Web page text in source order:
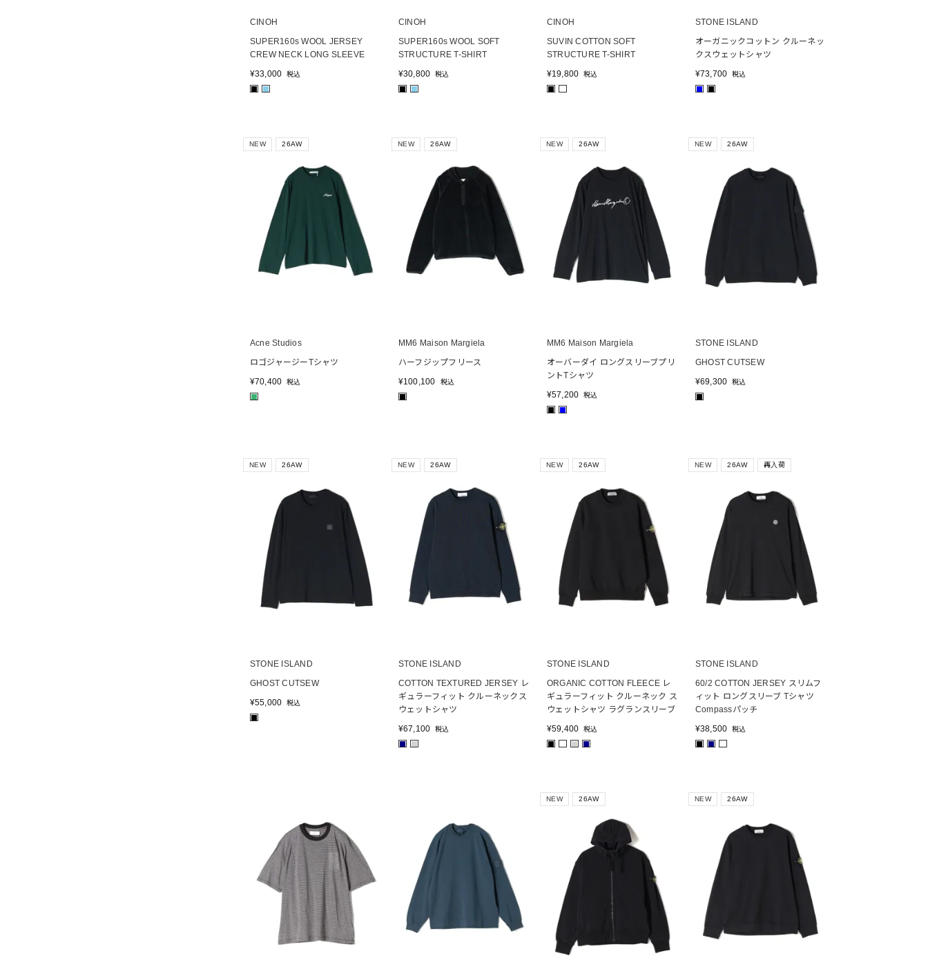
CINOH
SUPER160s WOOL JERSEY
CREW NECK LONG SLEEVE
¥33,000 税込
■ ■
CINOH
SUPER160s WOOL SOFT
STRUCTURE T-SHIRT
¥30,800 税込
■ ■
CINOH
SUVIN COTTON SOFT
STRUCTURE T-SHIRT
¥19,800 税込
■
STONE ISLAND
オーガニックコットン クルーネッ
クスウェットシャツ
¥73,700 税込
■ ■
NEW 26AW
Acne Studios
ロゴジャージーTシャツ
¥70,400 税込
■
NEW 26AW
MM6 Maison Margiela
ハーフジップフリース
¥100,100 税込
■
NEW 26AW
MM6 Maison Margiela
オーバーダイ ロングスリーブプリ
ントTシャツ
¥57,200 税込
■ ■
NEW 26AW
STONE ISLAND
GHOST CUTSEW
¥69,300 税込
■
NEW 26AW
STONE ISLAND
GHOST CUTSEW
¥55,000 税込
■
NEW 26AW
STONE ISLAND
COTTON TEXTURED JERSEY レ
ギュラーフィット クルーネックス
ウェットシャツ
¥67,100 税込
■ ■
NEW 26AW
STONE ISLAND
ORGANIC COTTON FLEECE レ
ギュラーフィット クルーネック ス
ウェットシャツ ラグランスリーブ
¥59,400 税込
■ ■ ■
NEW 26AW 再入荷
STONE ISLAND
60/2 COTTON JERSEY スリムフ
ィット ロングスリーブ Tシャツ
Compassパッチ
¥38,500 税込
■ ■
NEW 26AW NEW 26AW